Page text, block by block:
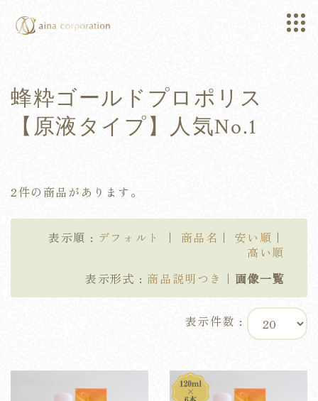
蜂粋ゴールドプロポリス
【原液タイプ】人気No.1
2件の商品があります。
表示順 : デフォルト ｜ 商品名 ｜ 安い順 ｜
高い順
表示形式 : 商品説明つき ｜ 画像一覧
表示件数 :